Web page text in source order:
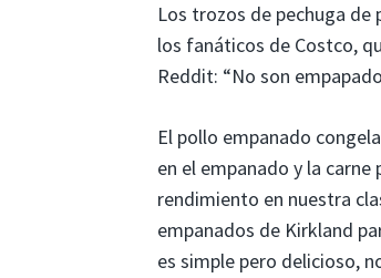
Los trozos de pechuga
los fanáticos de Costco,
Reddit: “No son
El pollo empanado
en el empanado y la
rendimiento en nuestra
empanados de Kirkland
es simple pero delicioso,